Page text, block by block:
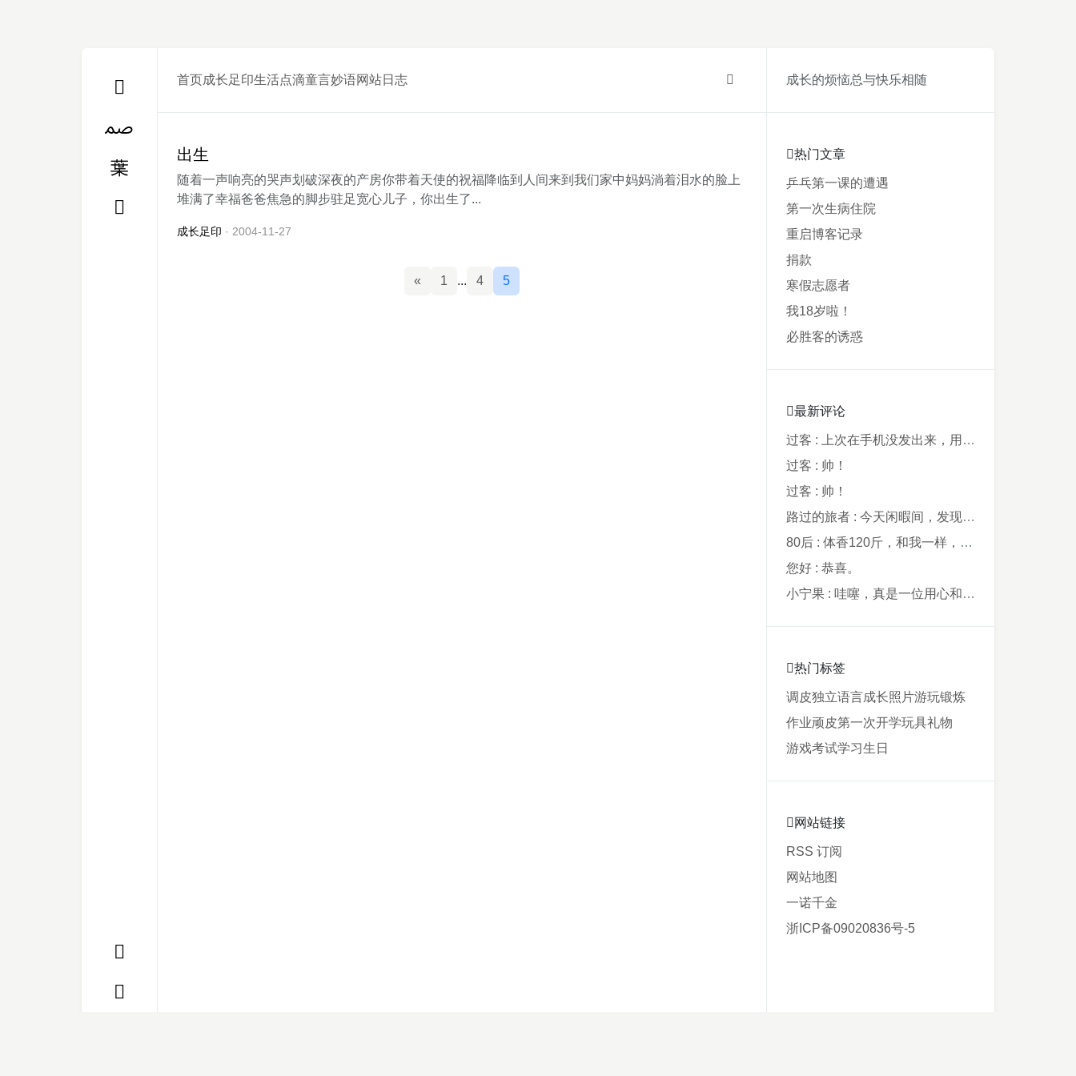
首页成长足印生活点滴童言妙语网站日志
出生
随着一声响亮的哭声划破深夜的产房你带着天使的祝福降临到人间来到我们家中妈妈淌着泪水的脸上
堆满了幸福爸爸焦急的脚步驻足宽心儿子，你出生了...
成长足印 · 2004-11-27
« 1 ... 4 5
成长的烦恼总与快乐相随
热门文章
乒乓第一课的遭遇
第一次生病住院
重启博客记录
捐款
寒假志愿者
我18岁啦！
必胜客的诱惑
最新评论
过客 : 上次在手机没发出来，用电脑才发现要...
过客 : 帅！
过客 : 帅！
路过的旅者 : 今天闲暇间，发现藏在阿鲁西名字里的...
80后 : 体香120斤，和我一样，40年了，...
您好 : 恭喜。
小宁果 : 哇噻，真是一位用心和爸爸，从孩子出...
热门标签
调皮独立语言成长照片游玩锻炼
作业顽皮第一次开学玩具礼物
游戏考试学习生日
网站链接
RSS 订阅
网站地图
一诺千金
浙ICP备09020836号-5